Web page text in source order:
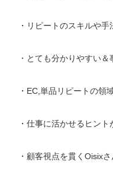
・リピートのスキルや
・とても分かりやすい
・EC,単品リピートの領
・仕事に活かせるヒン
・顧客視点を貫くOisix